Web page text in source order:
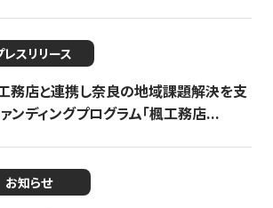
レスリリース
務店と連携し奈良の地域課題解決を支
ンディングプログラム「楓工務店...
お知らせ